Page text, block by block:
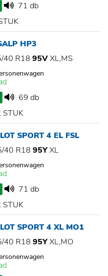
71 db
HP3
40 R18 95VXL,MS
69 db
STUK
SPORT 4 EL FSL
40 R18 95YXL
71 db
STUK
SPORT 4 XL MO1
40 R18 95YXL,MO